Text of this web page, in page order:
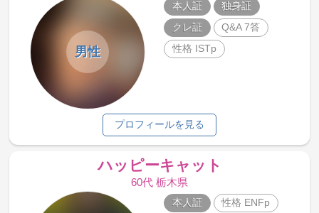
男性
本人証
独身証
クレ証
Q&A 7答
性格 ISTp
プロフィールを見る
ハッピーキャット
60代 栃木県
本人証 性格 ENFp